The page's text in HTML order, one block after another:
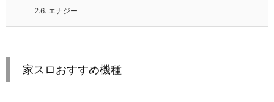
2.6. エナジー
家スロおすすめ機種